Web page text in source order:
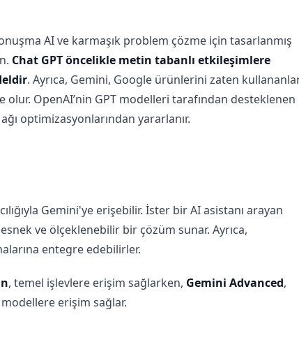
AI ve karmaşık problem çözme için tasarlanmış
Chat GPT öncelikle metin tabanlı etkileşimlere
. Ayrıca, Gemini, Google ürünlerini zaten
OpenAI’nin GPT modelleri tarafından desteklenen
optimizasyonlarından yararlanır.
Gemini'ye erişebilir. İster bir AI asistanı arayan
ve ölçeklenebilir bir çözüm sunar. Ayrıca,
entegre edebilirler.
, temel işlevlere erişim sağlarken, Gemini Advanced,
erişim sağlar.